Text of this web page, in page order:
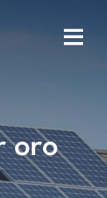
oro